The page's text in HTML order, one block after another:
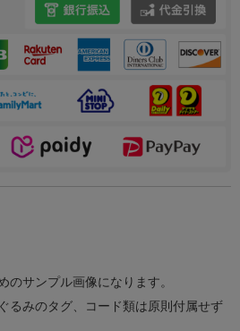
のサンプル画像になります。
るみのタグ、コード類は原則付属せず